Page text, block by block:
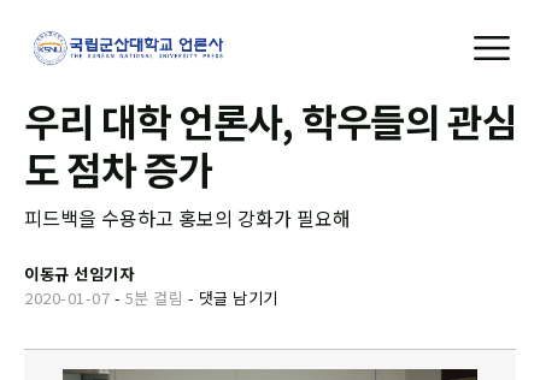
우리 대학 언론사, 학우들의 관심
도 점차 증가
피드백을 수용하고 홍보의 강화가 필요해
이동규 선임기자
2020-01-07 - 5분 걸림 - 댓글 남기기